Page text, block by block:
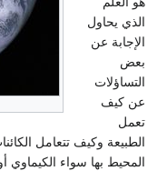
الذي يحاول
الإجابة عن
بعض
التساؤلات
عن كيف
تعمل
الطبيعة وكيف تتعامل
المحيط بها سواء الكيماوي